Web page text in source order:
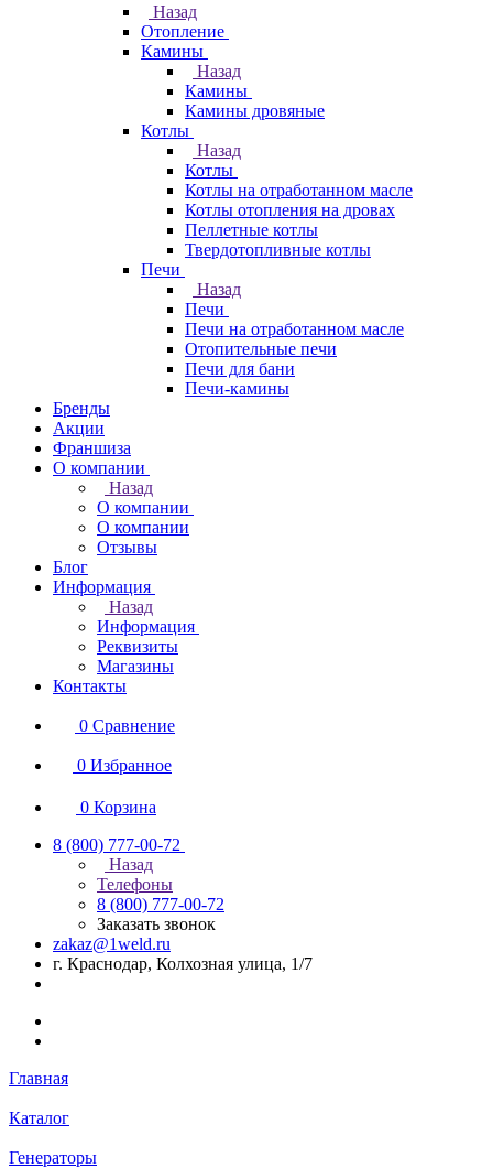
Назад
Отопление
Камины
Назад
Камины
Камины дровяные
Котлы
Назад
Котлы
Котлы на отработанном масле
Котлы отопления на дровах
Пеллетные котлы
Твердотопливные котлы
Печи
Назад
Печи
Печи на отработанном масле
Отопительные печи
Печи для бани
Печи-камины
Бренды
Акции
Франшиза
О компании
Назад
О компании
О компании
Отзывы
Блог
Информация
Назад
Информация
Реквизиты
Магазины
Контакты
0 Сравнение
0 Избранное
0 Корзина
8 (800) 777-00-72
Назад
Телефоны
8 (800) 777-00-72
Заказать звонок
zakaz@1weld.ru
г. Краснодар, Колхозная улица, 1/7
Главная
Каталог
Генераторы